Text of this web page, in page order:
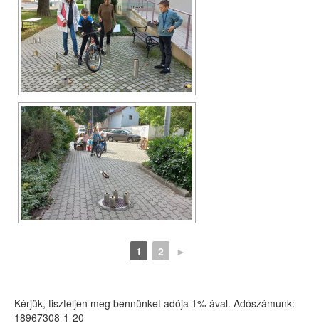
1 2 ►
Kérjük, tiszteljen meg bennünket adója 1%-ával. Adószámunk:
18967308-1-20